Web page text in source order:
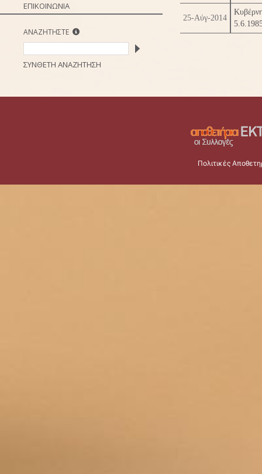
ΕΠΙΚΟΙΝΩΝΙΑ
ΑΝΑΖΗΤΗΣΤΕ
ΣΥΝΘΕΤΗ ΑΝΑΖΗΤΗΣΗ
25-Αύγ-2014